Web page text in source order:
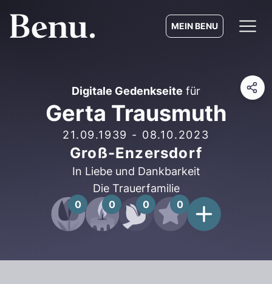
MEIN BENU
Digitale Gedenkseite für
Gerta Trausmuth
21.09.1939 - 08.10.2023
Groß-Enzersdorf
In Liebe und Dankbarkeit
Die Trauerfamilie
0 0 0 0